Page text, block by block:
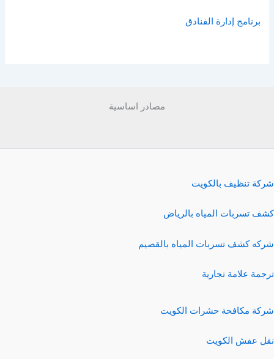
برنامج إدارة الفنادق
مصادر اساسية
شركة تنظيف بالكويت
كشف تسربات المياه بالرياض
شركه كشف تسربات المياه بالقصيم
ترجمة علامة تجارية
شركة مكافحة حشرات الكويت
نقل عفش الكويت